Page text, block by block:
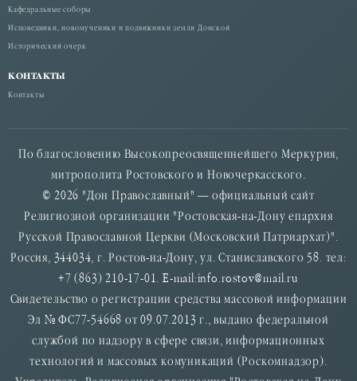
Кафедральные соборы
Исповедники, новомученики и подвижники земли Донской
Исторический очерк
КОНТАКТЫ
Контакты
По благословению Высокопреосвященнейшего Меркурия,
митрополита Ростовского и Новочеркасского.
© 2026 "Дон Православный" — официальный сайт
Религиозной организации "Ростовская-на-Дону епархия
Русской Православной Церкви (Московский Патриархат)".
Россия, 344034, г. Ростов-на-Дону, ул. Станиславского 58. тел:
+7 (863) 210-17-01. E-mail:info.rostov@mail.ru
Свидетельство о регистрации средства массовой информации
Эл № ФС77-54668 от 09.07.2013 г., выдано федеральной
службой по надзору в сфере связи, информационных
технологий и массовых комуникаций (Роскомнадзор).